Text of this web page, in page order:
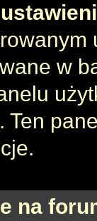
w
Ten
na